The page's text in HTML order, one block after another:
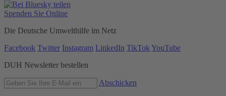
Spenden Sie Online
Die Deutsche Umwelthilfe im Netz
Facebook Twitter Instagram LinkedIn TikTok YouTube
DUH Newsletter bestellen
Abschicken